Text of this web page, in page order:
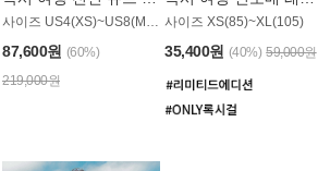
87,600원 (60%)
219,000원
사이즈 XS(85)~XL(105)
35,400원 (40%) 59,000원